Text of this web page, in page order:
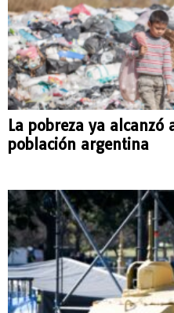
La pobreza ya
población argentina